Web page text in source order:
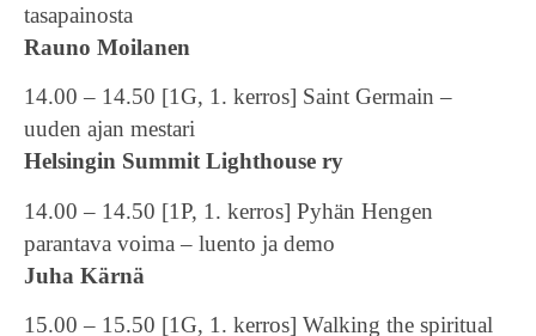
tasapainosta
Rauno Moilanen
14.00 – 14.50 [1G, 1. kerros] Saint Germain –
uuden ajan mestari
Helsingin Summit Lighthouse ry
14.00 – 14.50 [1P, 1. kerros] Pyhän Hengen
parantava voima – luento ja demo
Juha Kärnä
15.00 – 15.50 [1G, 1. kerros] Walking the spiritual